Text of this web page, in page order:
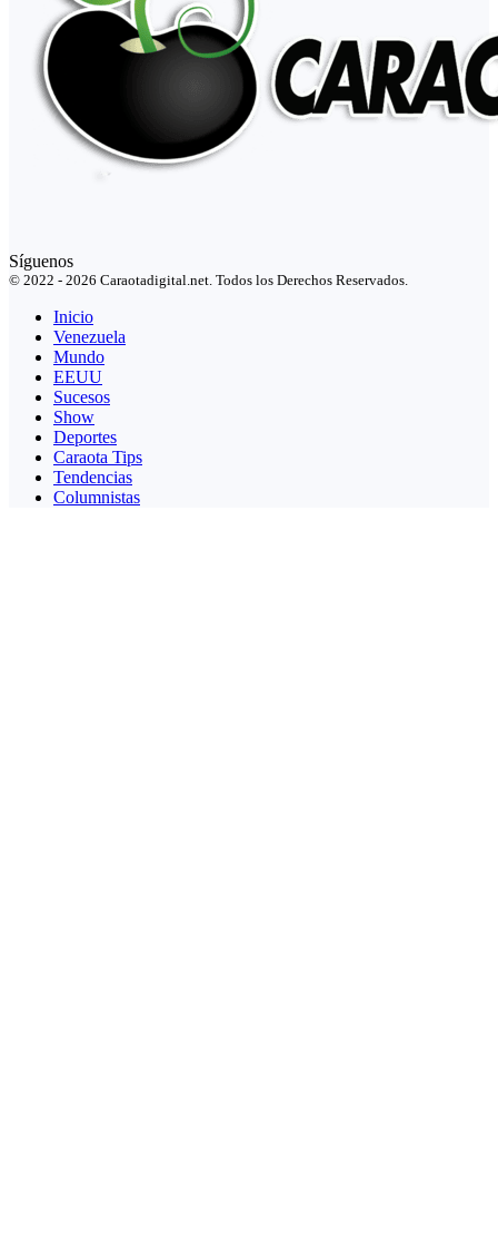
Síguenos
© 2022 - 2026 Caraotadigital.net. Todos los Derechos Reservados.
Inicio
Venezuela
Mundo
EEUU
Sucesos
Show
Deportes
Caraota Tips
Tendencias
Columnistas